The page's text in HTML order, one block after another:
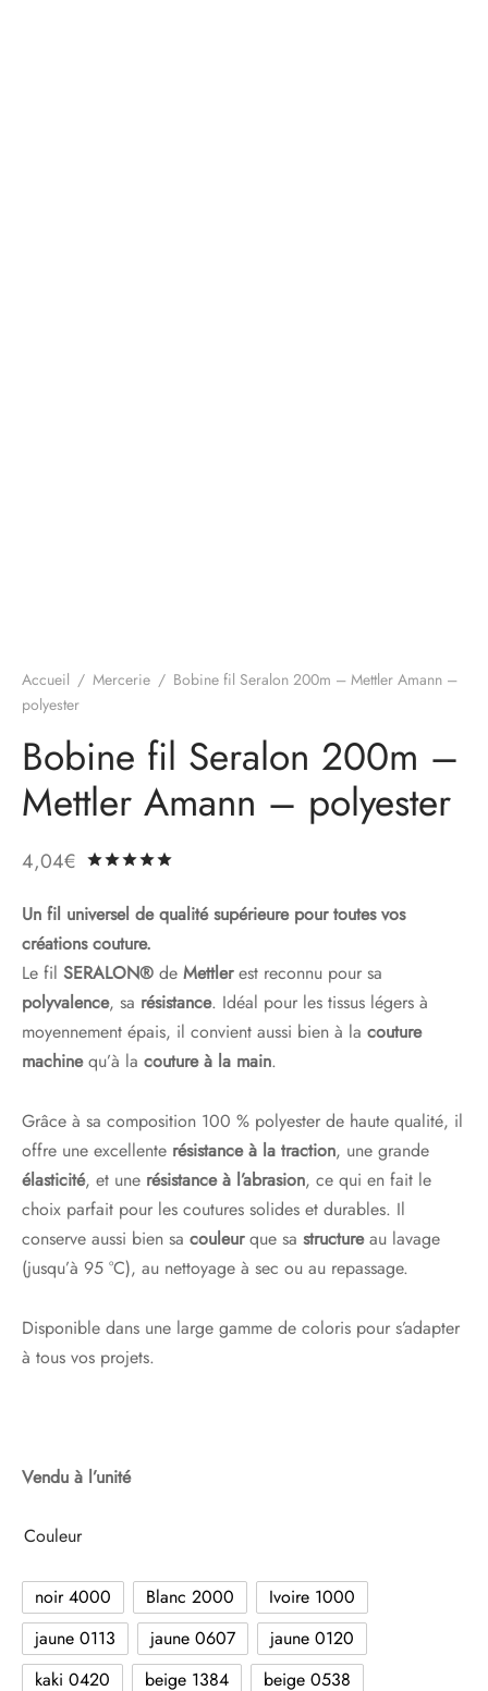
Accueil / Mercerie / Bobine fil Seralon 200m – Mettler Amann –
polyester
Bobine fil Seralon 200m –
Mettler Amann – polyester
4,04€
Un fil universel de qualité supérieure pour toutes vos
créations couture.
Le fil SERALON® de Mettlerest reconnu pour sa
polyvalence, sa résistance. Idéal pour les tissus légers à
moyennement épais, il convient aussi bien à la couture
machinequ’à la couture à la main.
Grâce à sa composition 100 % polyester de haute qualité, il
offre une excellente résistance à la traction, une grande
élasticité, et une résistance à l’abrasion, ce qui en fait le
choix parfait pour les coutures solides et durables. Il
conserve aussi bien sa couleurque sa structureau lavage
(jusqu’à 95 °C), au nettoyage à sec ou au repassage.
Disponible dans une large gamme de coloris pour s’adapter
à tous vos projets.
Vendu à l’unité
Couleur
noir 4000 Blanc 2000
Ivoire 1000
jaune 0113
jaune 0607
jaune 0120
kaki 0420
beige 1384
beige 0538